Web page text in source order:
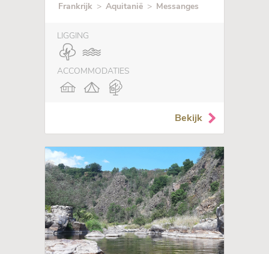
Frankrijk > Aquitanië > Messanges
LIGGING
ACCOMMODATIES
Bekijk